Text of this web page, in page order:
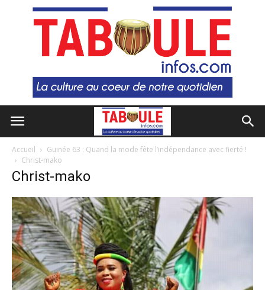
Accueil
Guinée 63 : Quand la mode fête l’indépendance avec fierté !
Christ-mako
Christ-mako